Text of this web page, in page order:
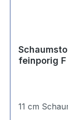
feinporig F